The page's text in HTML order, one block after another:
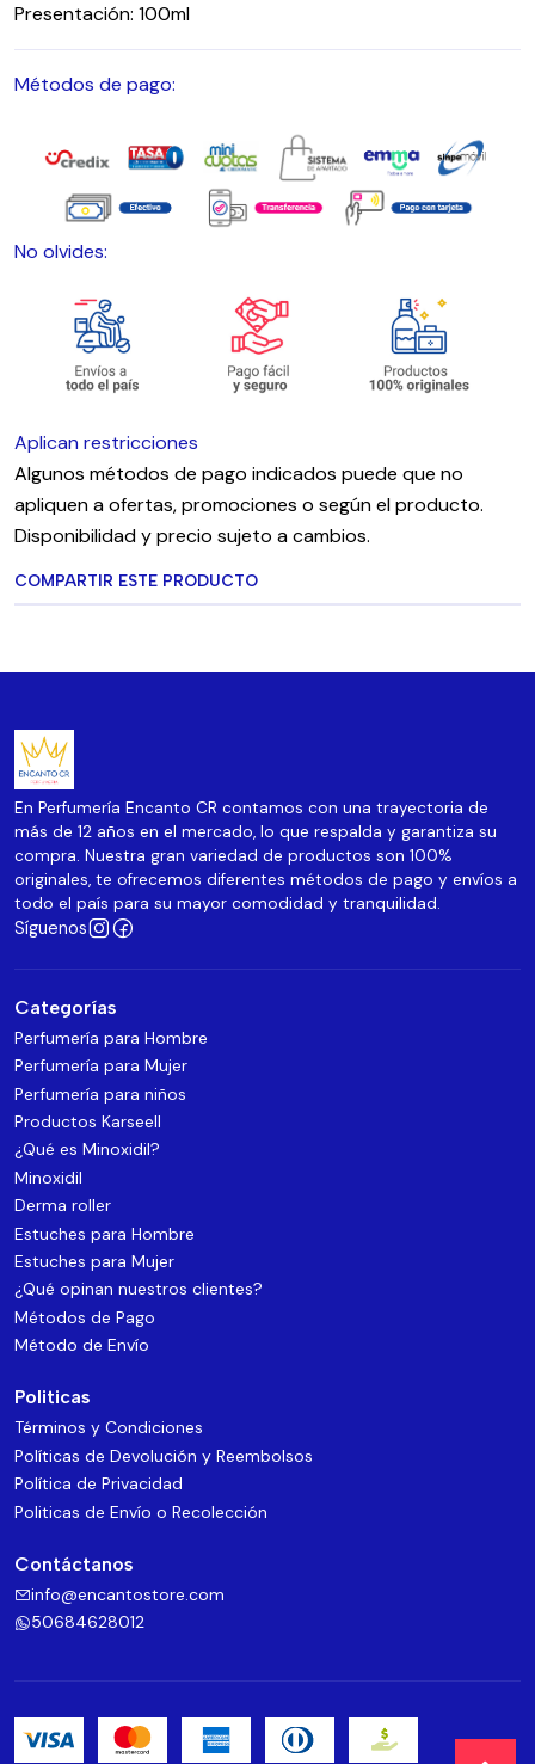
Presentación: 100ml
Métodos de pago:
No olvides:
Aplican restricciones
Algunos métodos de pago indicados puede que no
apliquen a ofertas, promociones o según el producto.
Disponibilidad y precio sujeto a cambios.
COMPARTIR ESTE PRODUCTO
En Perfumería Encanto CR contamos con una trayectoria de
más de 12 años en el mercado, lo que respalda y garantiza su
compra. Nuestra gran variedad de productos son 100%
originales, te ofrecemos diferentes métodos de pago y envíos a
todo el país para su mayor comodidad y tranquilidad.
Síguenos
Categorías
Perfumería para Hombre
Perfumería para Mujer
Perfumería para niños
Productos Karseell
¿Qué es Minoxidil?
Minoxidil
Derma roller
Estuches para Hombre
Estuches para Mujer
¿Qué opinan nuestros clientes?
Métodos de Pago
Método de Envío
Politicas
Términos y Condiciones
Políticas de Devolución y Reembolsos
Política de Privacidad
Politicas de Envío o Recolección
Contáctanos
info@encantostore.com
50684628012